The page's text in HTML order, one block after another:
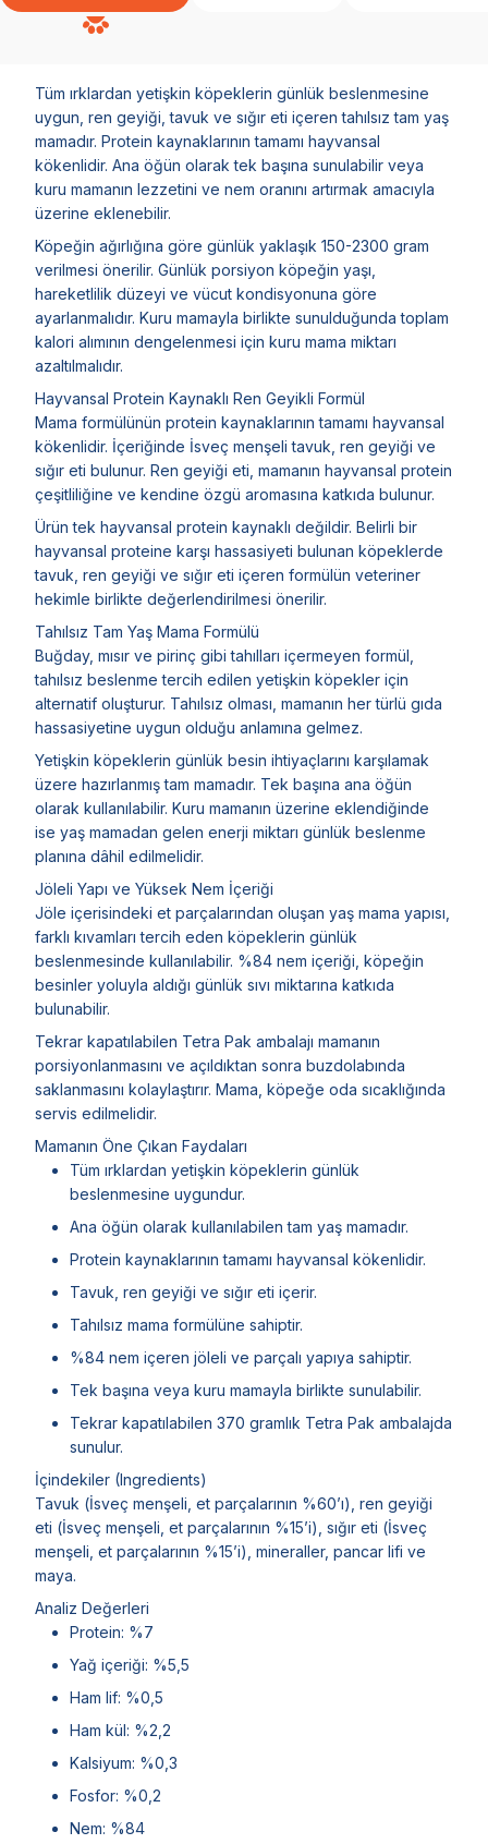
Tüm ırklardan yetişkin köpeklerin günlük beslenmesine
uygun, ren geyiği, tavuk ve sığır eti içeren tahılsız tam yaş
mamadır. Protein kaynaklarının tamamı hayvansal
kökenlidir. Ana öğün olarak tek başına sunulabilir veya
kuru mamanın lezzetini ve nem oranını artırmak amacıyla
üzerine eklenebilir.
Köpeğin ağırlığına göre günlük yaklaşık 150-2300 gram
verilmesi önerilir. Günlük porsiyon köpeğin yaşı,
hareketlilik düzeyi ve vücut kondisyonuna göre
ayarlanmalıdır. Kuru mamayla birlikte sunulduğunda toplam
kalori alımının dengelenmesi için kuru mama miktarı
azaltılmalıdır.
Hayvansal Protein Kaynaklı Ren Geyikli Formül
Mama formülünün protein kaynaklarının tamamı hayvansal
kökenlidir. İçeriğinde İsveç menşeli tavuk, ren geyiği ve
sığır eti bulunur. Ren geyiği eti, mamanın hayvansal protein
çeşitliliğine ve kendine özgü aromasına katkıda bulunur.
Ürün tek hayvansal protein kaynaklı değildir. Belirli bir
hayvansal proteine karşı hassasiyeti bulunan köpeklerde
tavuk, ren geyiği ve sığır eti içeren formülün veteriner
hekimle birlikte değerlendirilmesi önerilir.
Tahılsız Tam Yaş Mama Formülü
Buğday, mısır ve pirinç gibi tahılları içermeyen formül,
tahılsız beslenme tercih edilen yetişkin köpekler için
alternatif oluşturur. Tahılsız olması, mamanın her türlü gıda
hassasiyetine uygun olduğu anlamına gelmez.
Yetişkin köpeklerin günlük besin ihtiyaçlarını karşılamak
üzere hazırlanmış tam mamadır. Tek başına ana öğün
olarak kullanılabilir. Kuru mamanın üzerine eklendiğinde
ise yaş mamadan gelen enerji miktarı günlük beslenme
planına dâhil edilmelidir.
Jöleli Yapı ve Yüksek Nem İçeriği
Jöle içerisindeki et parçalarından oluşan yaş mama yapısı,
farklı kıvamları tercih eden köpeklerin günlük
beslenmesinde kullanılabilir. %84 nem içeriği, köpeğin
besinler yoluyla aldığı günlük sıvı miktarına katkıda
bulunabilir.
Tekrar kapatılabilen Tetra Pak ambalajı mamanın
porsiyonlanmasını ve açıldıktan sonra buzdolabında
saklanmasını kolaylaştırır. Mama, köpeğe oda sıcaklığında
servis edilmelidir.
Mamanın Öne Çıkan Faydaları
Tüm ırklardan yetişkin köpeklerin günlük
beslenmesine uygundur.
Ana öğün olarak kullanılabilen tam yaş mamadır.
Protein kaynaklarının tamamı hayvansal kökenlidir.
Tavuk, ren geyiği ve sığır eti içerir.
Tahılsız mama formülüne sahiptir.
%84 nem içeren jöleli ve parçalı yapıya sahiptir.
Tek başına veya kuru mamayla birlikte sunulabilir.
Tekrar kapatılabilen 370 gramlık Tetra Pak ambalajda
sunulur.
İçindekiler (Ingredients)
Tavuk (İsveç menşeli, et parçalarının %60’ı), ren geyiği
eti (İsveç menşeli, et parçalarının %15’i), sığır eti (İsveç
menşeli, et parçalarının %15’i), mineraller, pancar lifi ve
maya.
Analiz Değerleri
Protein: %7
Yağ içeriği: %5,5
Ham lif: %0,5
Ham kül: %2,2
Kalsiyum: %0,3
Fosfor: %0,2
Nem: %84